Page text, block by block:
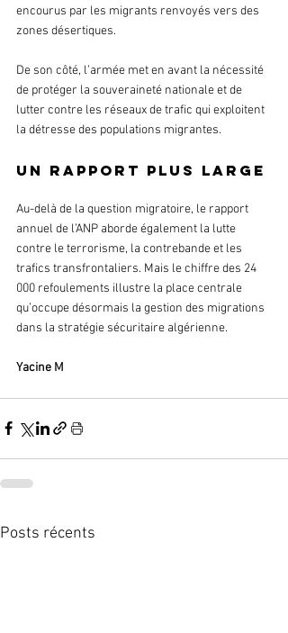
encourus par les migrants renvoyés vers des
zones désertiques.
De son côté, l’armée met en avant la nécessité
de protéger la souveraineté nationale et de
lutter contre les réseaux de trafic qui exploitent
la détresse des populations migrantes.
Un rapport plus large
Au-delà de la question migratoire, le rapport
annuel de l’ANP aborde également la lutte
contre le terrorisme, la contrebande et les
trafics transfrontaliers. Mais le chiffre des 24
000 refoulements illustre la place centrale
qu’occupe désormais la gestion des migrations
dans la stratégie sécuritaire algérienne.
Yacine M
Posts récents